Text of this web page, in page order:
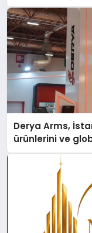
Derya Arms,
ürünlerini ve